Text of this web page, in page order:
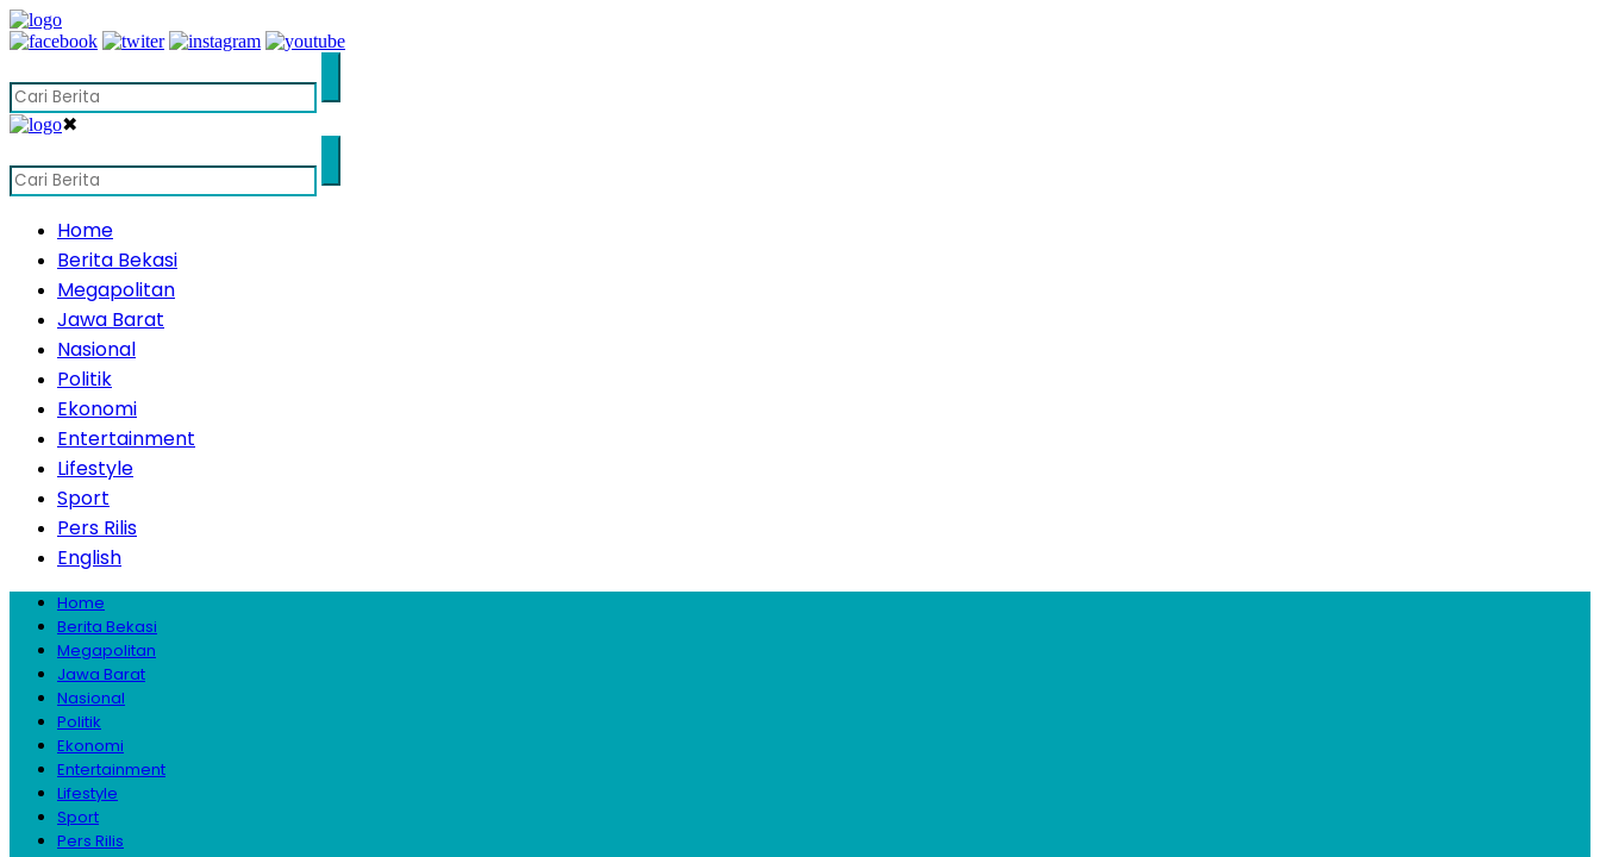
✖
Home
Berita Bekasi
Megapolitan
Jawa Barat
Nasional
Politik
Ekonomi
Entertainment
Lifestyle
Sport
Pers Rilis
English
Home
Berita Bekasi
Megapolitan
Jawa Barat
Nasional
Politik
Ekonomi
Entertainment
Lifestyle
Sport
Pers Rilis